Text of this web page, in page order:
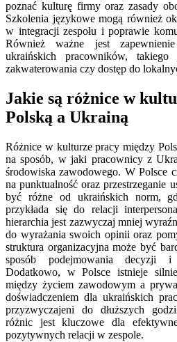
poznać kulturę firmy oraz zasady
Szkolenia językowe mogą również
w integracji zespołu i poprawie
Również ważne jest
ukraińskich pracowników,
zakwaterowania czy dostęp do
Jakie są różnice w
Polską a Ukrainą
Różnice w kulturze pracy między
na sposób, w jaki pracownicy z
środowiska zawodowego. W Polsce
na punktualność oraz przestrzeganie
być różne od ukraińskich norm,
przykłada się do relacji
hierarchia jest zazwyczaj mniej
do wyrażania swoich opinii oraz
struktura organizacyjna może być
sposób podejmowania decyzji
Dodatkowo, w Polsce istnieje
między życiem zawodowym a
doświadczeniem dla ukraińskich
przyzwyczajeni do dłuższych
różnic jest kluczowe dla
pozytywnych relacji w zespole.